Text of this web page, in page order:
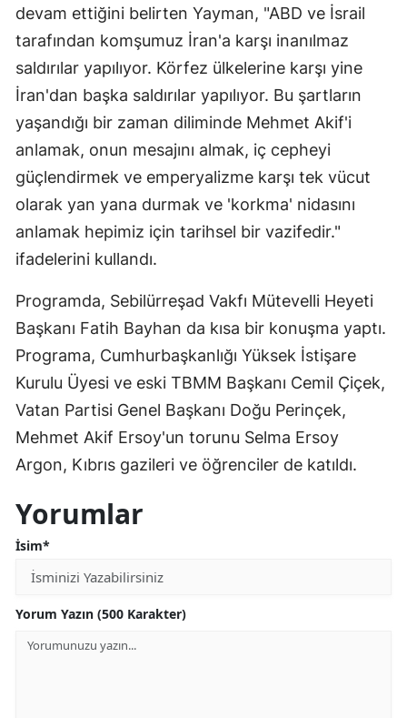
devam ettiğini belirten Yayman, "ABD ve İsrail
tarafından komşumuz İran'a karşı inanılmaz
saldırılar yapılıyor. Körfez ülkelerine karşı yine
İran'dan başka saldırılar yapılıyor. Bu şartların
yaşandığı bir zaman diliminde Mehmet Akif'i
anlamak, onun mesajını almak, iç cepheyi
güçlendirmek ve emperyalizme karşı tek vücut
olarak yan yana durmak ve 'korkma' nidasını
anlamak hepimiz için tarihsel bir vazifedir."
ifadelerini kullandı.
Programda, Sebilürreşad Vakfı Mütevelli Heyeti
Başkanı Fatih Bayhan da kısa bir konuşma yaptı.
Programa, Cumhurbaşkanlığı Yüksek İstişare
Kurulu Üyesi ve eski TBMM Başkanı Cemil Çiçek,
Vatan Partisi Genel Başkanı Doğu Perinçek,
Mehmet Akif Ersoy'un torunu Selma Ersoy
Argon, Kıbrıs gazileri ve öğrenciler de katıldı.
Yorumlar
İsim*
Yorum Yazın (500 Karakter)